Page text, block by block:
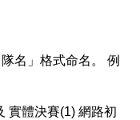
名」格式命名。 例
實體決賽(1) 網路初